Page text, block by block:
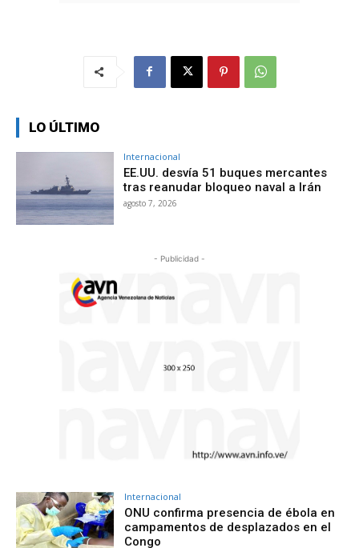
LO ÚLTIMO
Internacional
EE.UU. desvía 51 buques mercantes
tras reanudar bloqueo naval a Irán
agosto 7, 2026
- Publicidad -
Internacional
ONU confirma presencia de ébola en
campamentos de desplazados en el
Congo